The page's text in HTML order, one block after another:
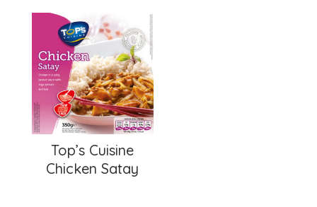
Top’s Cuisine
Chicken Satay